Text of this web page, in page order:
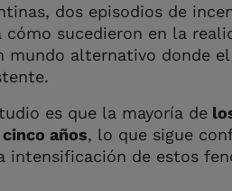
dos episodios de
sucedieron en la
mundo alternativo donde el
es que la mayoría de
años, lo que sigue
intensificación de estos